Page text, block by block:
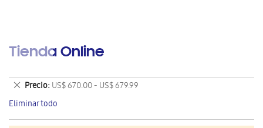
Tienda Online
Precio US$ 670.00 - US$ 679.99
Eliminar
este
artículo
Eliminar todo